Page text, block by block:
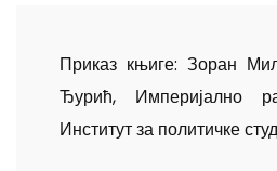
Приказ књиге: Зоран
Ђурић, Империјално
Институт за политичке